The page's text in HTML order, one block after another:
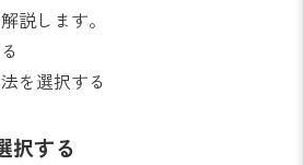
説します。
を選択する
択する